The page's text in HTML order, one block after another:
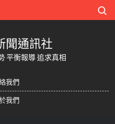
聞通訊社
平衡報導 追求真相
我們
我們